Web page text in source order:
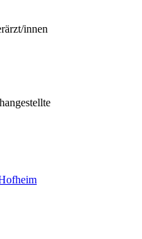
innen